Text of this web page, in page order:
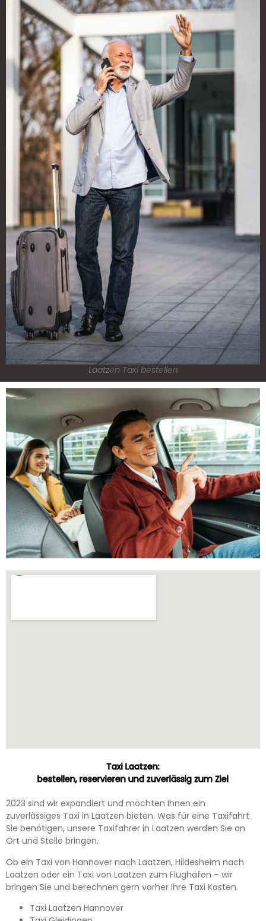
Laatzen Taxi bestellen
Taxi Laatzen:
bestellen, reservieren und zuverlässig zum Ziel
2023 sind wir expandiert und möchten Ihnen ein
zuverlässiges Taxi in Laatzen bieten. Was für eine Taxifahrt
Sie benötigen, unsere Taxifahrer in Laatzen werden Sie an
Ort und Stelle bringen.
Ob ein Taxi von Hannover nach Laatzen, Hildesheim nach
Laatzen oder ein Taxi von Laatzen zum Flughafen – wir
bringen Sie und berechnen gern vorher Ihre Taxi Kosten.
Taxi Laatzen Hannover